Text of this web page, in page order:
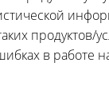
продуктов/
в работе